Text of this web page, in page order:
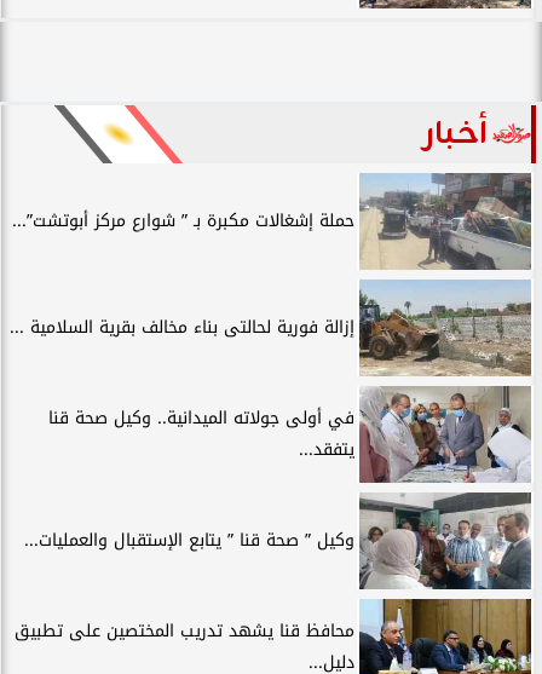
أخبار
حملة إشغالات مكبرة بـ ” شوارع مركز أبوتشت”...
إزالة فورية لحالتى بناء مخالف بقرية السلامية ...
في أولى جولاته الميدانية.. وكيل صحة قنا
يتفقد...
وكيل ” صحة قنا ” يتابع الإستقبال والعمليات...
محافظ قنا يشهد تدريب المختصين على تطبيق
دليل...